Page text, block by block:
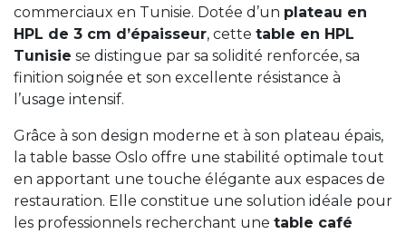
commerciaux en Tunisie. Dotée d’un plateau en
HPL de 3 cm d’épaisseur, cette table en HPL
Tunisie se distingue par sa solidité renforcée, sa
finition soignée et son excellente résistance à
l’usage intensif.
Grâce à son design moderne et à son plateau épais,
la table basse Oslo offre une stabilité optimale tout
en apportant une touche élégante aux espaces de
restauration. Elle constitue une solution idéale pour
les professionnels recherchant une table café